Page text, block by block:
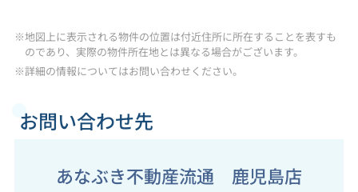
※地図上に表示される物件の位置は付近住所に所在することを表すも
のであり、実際の物件所在地とは異なる場合がございます。
※詳細の情報についてはお問い合わせください。
お問い合わせ先
あなぶき不動産流通 鹿児島店